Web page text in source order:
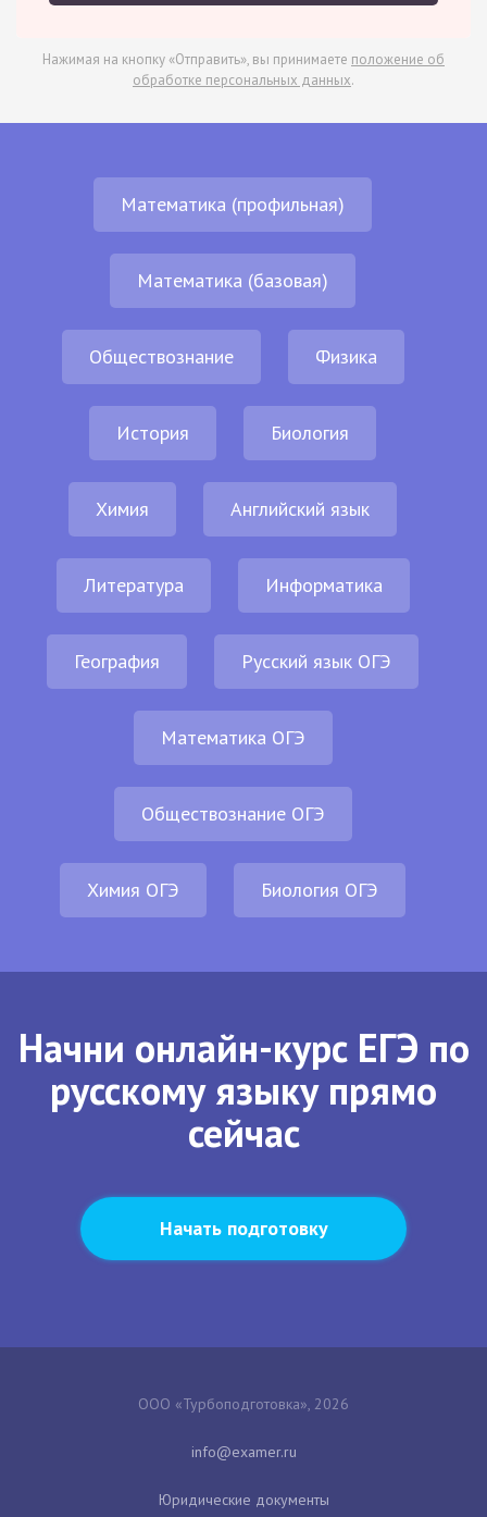
Нажимая на кнопку «Отправить», вы принимаете положение об
обработке персональных данных.
Математика (профильная)
Математика (базовая)
Обществознание Физика
История Биология
Химия Английский язык
Литература Информатика
География Русский язык ОГЭ
Математика ОГЭ
Обществознание ОГЭ
Химия ОГЭ Биология ОГЭ
Начни онлайн-курс ЕГЭ по
русскому языку прямо
сейчас
Начать подготовку
ООО «Турбоподготовка», 2026
Юридические документы